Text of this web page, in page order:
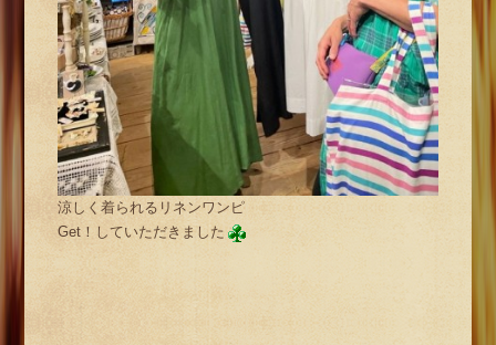
涼しく着られるリネンワンピ
Get！していただきました